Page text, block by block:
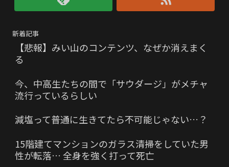
新着記事
【悲報】みい山のコンテンツ、なぜか消えまく
る
今、中高生たちの間で「サウダージ」がメチャ
流行っているらしい
減塩って普通に生きてたら不可能じゃない…？
15階建てマンションのガラス清掃をしていた男
性が転落… 全身を強く打って死亡